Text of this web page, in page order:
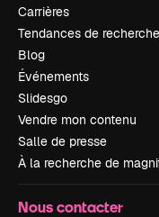
Carrières
Tendances de recherche
Blog
Événements
Slidesgo
Vendre mon contenu
Salle de presse
À la recherche de
Nous contacter